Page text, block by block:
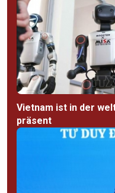
Vietnam ist in der
präsent